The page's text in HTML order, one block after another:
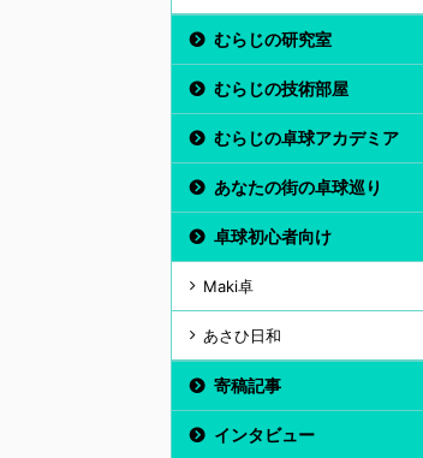
むらじの研究室
むらじの技術部屋
むらじの卓球アカデミア
あなたの街の卓球巡り
卓球初心者向け
Maki卓
あさひ日和
寄稿記事
インタビュー